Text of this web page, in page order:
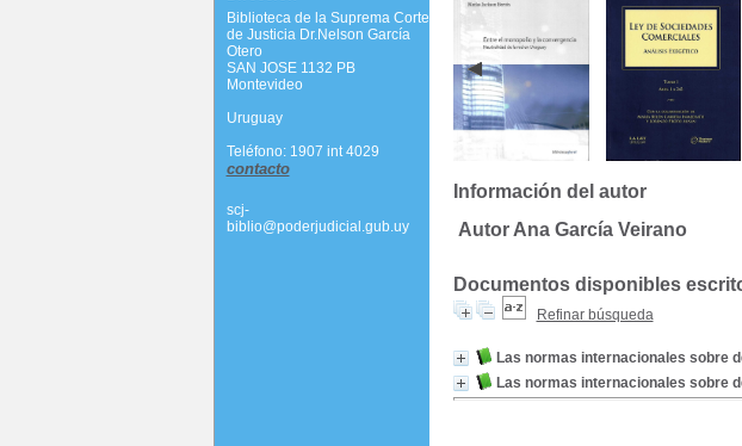
Información del autor
Autor Ana García Veirano
Documentos disponibles
Refinar búsqueda
Las normas internacionales sobre
Las normas internacionales sobre
Biblioteca de la Suprema Corte
de Justicia Dr.Nelson García
Otero
SAN JOSE 1132 PB
Montevideo
Uruguay
Teléfono: 1907 int 4029
contacto
scj-
biblio@poderjudicial.gub.uy